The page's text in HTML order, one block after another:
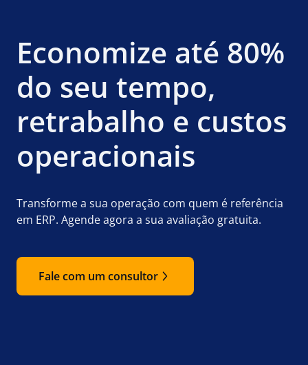
Economize até 80%
do seu tempo,
retrabalho e custos
operacionais
Transforme a sua operação com quem é referência
em ERP. Agende agora a sua avaliação gratuita.
Fale com um consultor